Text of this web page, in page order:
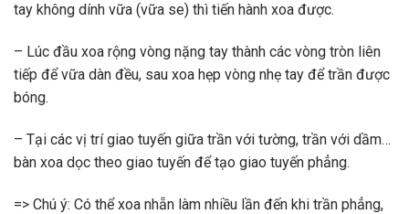
tay không dính vữa (vữa se) thì tiến hành xoa được.
– Lúc đầu xoa rộng vòng nặng tay thành các vòng tròn liên
tiếp để vữa dàn đều, sau xoa hẹp vòng nhẹ tay để trần được
bóng.
– Tại các vị trí giao tuyến giữa trần với tường, trần với dầm…
bàn xoa dọc theo giao tuyến để tạo giao tuyến phẳng.
=> Chú ý: Có thể xoa nhẵn làm nhiều lần đến khi trần phẳng,